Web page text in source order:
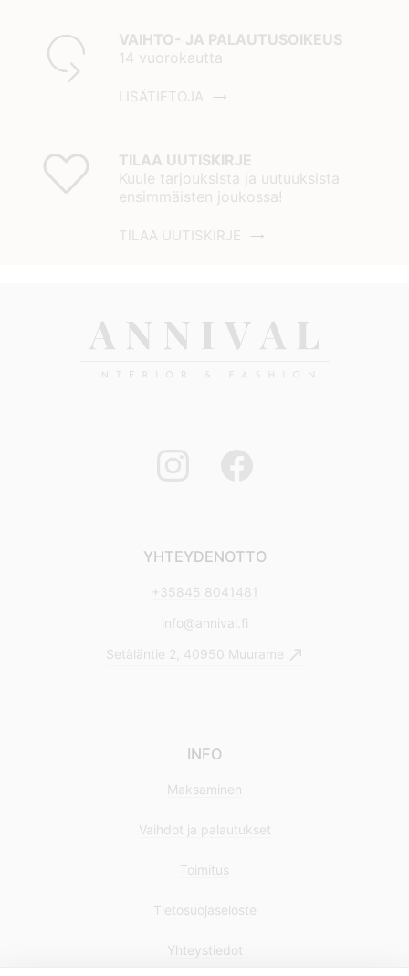
VAIHTO- JA PALAUTUSOIKEUS
14 vuorokautta
LISÄTIETOJA
TILAA UUTISKIRJE
Kuule tarjouksista ja uutuuksista
ensimmäisten joukossa!
TILAA UUTISKIRJE
YHTEYDENOTTO
+35845 8041481
info@annival.fi
Setäläntie 2, 40950 Muurame
INFO
Maksaminen
Vaihdot ja palautukset
Toimitus
Tietosuojaseloste
Yhteystiedot